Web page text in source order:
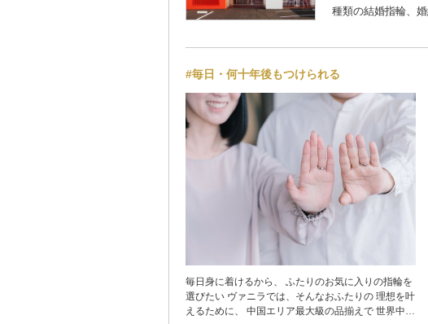
種類の結婚指輪、
#毎日・何十年後もつけられる
毎日身に着けるから、 ふたりのお気に入りの指輪を
選びたい ヴァニラでは、そんなおふたりの 理想を叶
えるために、 中国エリア最大級の品揃えで 世界中の